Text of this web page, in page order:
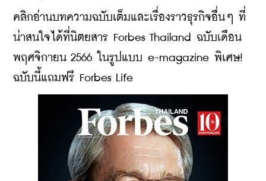
คลิกอ่านบทความฉบับเต็มและเรื่องราวธุรกิจอื่นๆ ที่
น่าสนใจได้ที่นิตยสาร Forbes Thailand ฉบับเดือน
พฤศจิกายน 2566 ในรูปแบบ e-magazine พิเศษ!
ฉบับนี้แถมฟรี Forbes Life